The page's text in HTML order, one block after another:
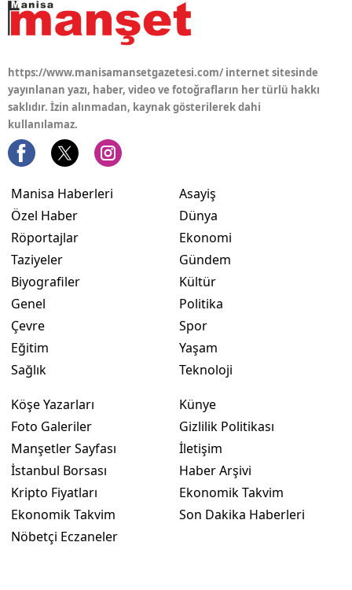
https://www.manisamansetgazetesi.com/ internet sitesinde
yayınlanan yazı, haber, video ve fotoğrafların her türlü hakkı
saklıdır. İzin alınmadan, kaynak gösterilerek dahi
kullanılamaz.
Manisa Haberleri
Özel Haber
Röportajlar
Taziyeler
Biyografiler
Genel
Çevre
Eğitim
Sağlık
Asayiş
Dünya
Ekonomi
Gündem
Kültür
Politika
Spor
Yaşam
Teknoloji
Köşe Yazarları
Foto Galeriler
Manşetler Sayfası
İstanbul Borsası
Kripto Fiyatları
Ekonomik Takvim
Nöbetçi Eczaneler
Künye
Gizlilik Politikası
İletişim
Haber Arşivi
Ekonomik Takvim
Son Dakika Haberleri